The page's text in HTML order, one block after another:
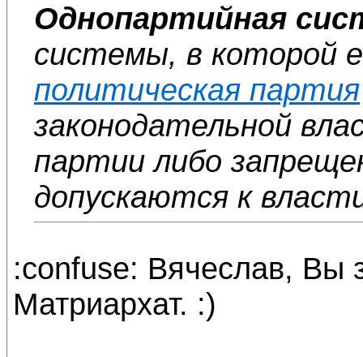
Однопартийная
системы, в которой
политическая партия
законодательной
партии либо
допускаются к
:confuse: Вячеслав, Вы
Матриархат. :)